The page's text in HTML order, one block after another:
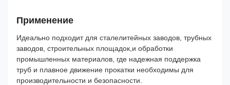
Применение
Идеально подходит для сталелитейных заводов, трубных
заводов, строительных площадок,и обработки
промышленных материалов, где надежная поддержка
труб и плавное движение прокатки необходимы для
производительности и безопасности.